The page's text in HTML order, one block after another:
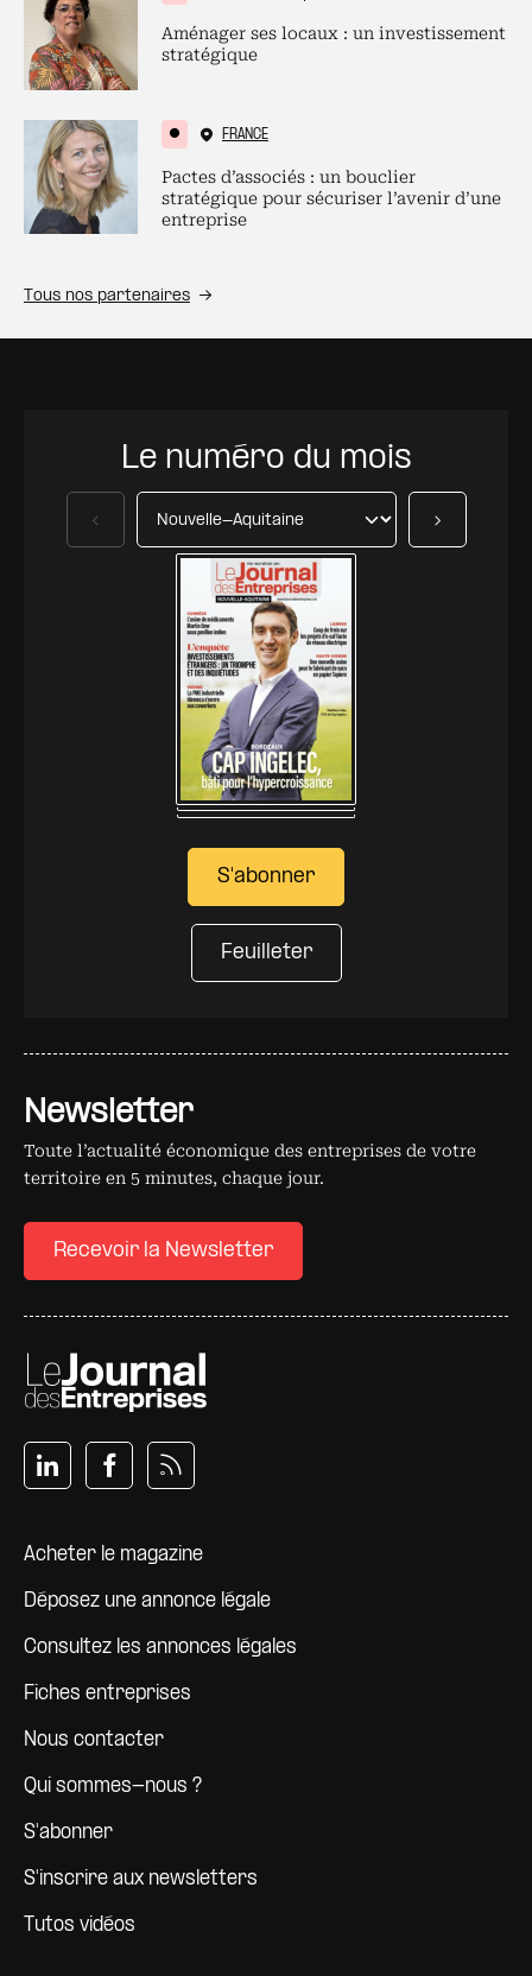
Aménager ses locaux : un investissement
stratégique
FRANCE
Pactes d’associés : un bouclier
stratégique pour sécuriser l’avenir d’une
entreprise
Tous nos partenaires
Newsletter
Toute l’actualité économique des entreprises de votre
territoire en 5 minutes, chaque jour.
Recevoir la Newsletter
Pied de page
Acheter le magazine
Déposez une annonce légale
Consultez les annonces légales
Fiches entreprises
Nous contacter
Qui sommes-nous ?
S'abonner
S'inscrire aux newsletters
Tutos vidéos
Le numéro du mois
S'abonner
Feuilleter
Précédent Suivant